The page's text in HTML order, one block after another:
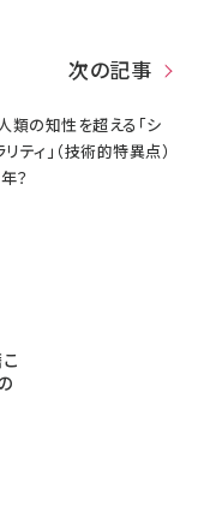
次の記事
類の知性を超える「シ
リティ」（技術的特異点）
？